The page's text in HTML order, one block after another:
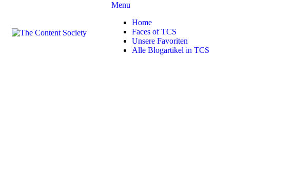
Menu
Home
Faces of TCS
Unsere Favoriten
Alle Blogartikel in TCS